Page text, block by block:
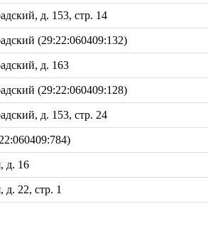
д. 153, стр. 14
(29:22:060409:132)
д. 163
(29:22:060409:128)
д. 153, стр. 24
д. 16
д. 22, стр. 1